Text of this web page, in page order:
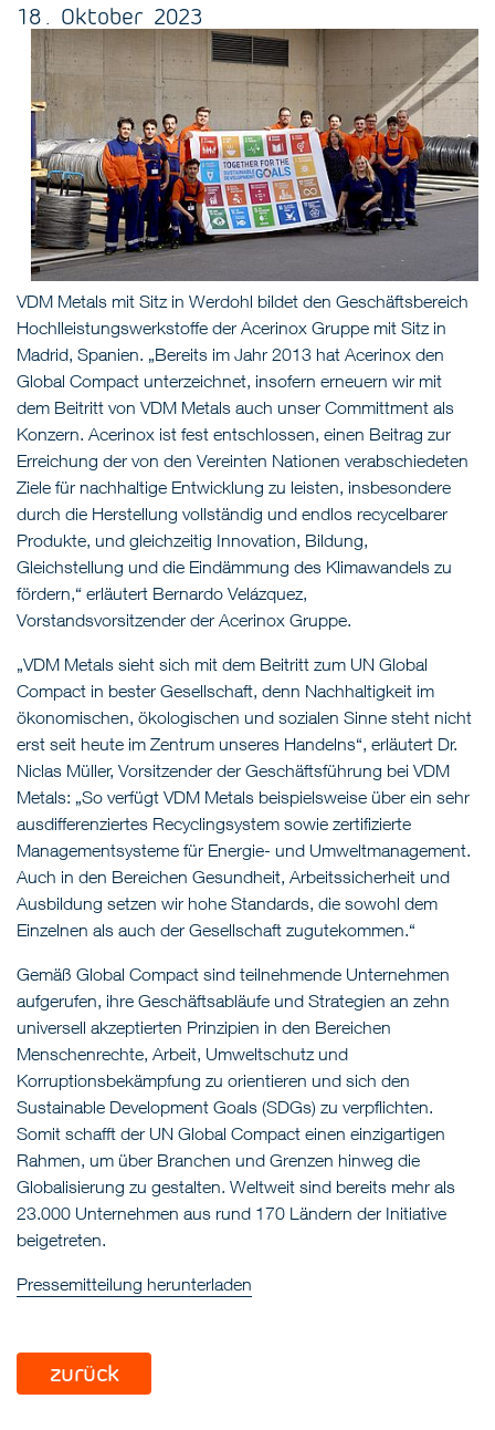
18 . Oktober 2023
VDM Metals mit Sitz in Werdohl bildet den Geschäftsbereich
Hochlleistungswerkstoffe der Acerinox Gruppe mit Sitz in
Madrid, Spanien. „Bereits im Jahr 2013 hat Acerinox den
Global Compact unterzeichnet, insofern erneuern wir mit
dem Beitritt von VDM Metals auch unser Committment als
Konzern. Acerinox ist fest entschlossen, einen Beitrag zur
Erreichung der von den Vereinten Nationen verabschiedeten
Ziele für nachhaltige Entwicklung zu leisten, insbesondere
durch die Herstellung vollständig und endlos recycelbarer
Produkte, und gleichzeitig Innovation, Bildung,
Gleichstellung und die Eindämmung des Klimawandels zu
fördern,“ erläutert Bernardo Velázquez,
Vorstandsvorsitzender der Acerinox Gruppe.
„VDM Metals sieht sich mit dem Beitritt zum UN Global
Compact in bester Gesellschaft, denn Nachhaltigkeit im
ökonomischen, ökologischen und sozialen Sinne steht nicht
erst seit heute im Zentrum unseres Handelns“, erläutert Dr.
Niclas Müller, Vorsitzender der Geschäftsführung bei VDM
Metals: „So verfügt VDM Metals beispielsweise über ein sehr
ausdifferenziertes Recyclingsystem sowie zertifizierte
Managementsysteme für Energie- und Umweltmanagement.
Auch in den Bereichen Gesundheit, Arbeitssicherheit und
Ausbildung setzen wir hohe Standards, die sowohl dem
Einzelnen als auch der Gesellschaft zugutekommen.“
Gemäß Global Compact sind teilnehmende Unternehmen
aufgerufen, ihre Geschäftsabläufe und Strategien an zehn
universell akzeptierten Prinzipien in den Bereichen
Menschenrechte, Arbeit, Umweltschutz und
Korruptionsbekämpfung zu orientieren und sich den
Sustainable Development Goals (SDGs) zu verpflichten.
Somit schafft der UN Global Compact einen einzigartigen
Rahmen, um über Branchen und Grenzen hinweg die
Globalisierung zu gestalten. Weltweit sind bereits mehr als
23.000 Unternehmen aus rund 170 Ländern der Initiative
beigetreten.
Pressemitteilung herunterladen
zurück